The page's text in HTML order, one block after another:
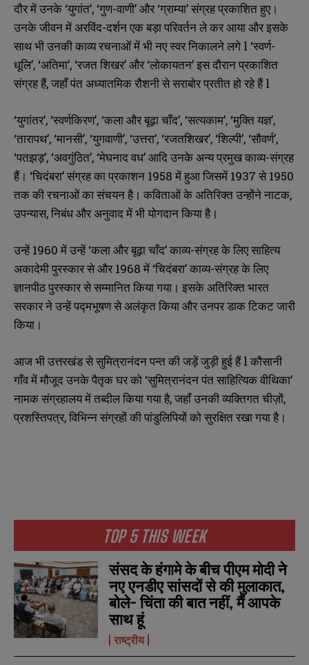
N
a
m
e
a
l
*
N
u
m
b
SUBMIT
N
a
m
e
a
l
*
N
u
m
b
SUBMIT
TOP 5 THIS WEEK
संसद के हंगामे के बीच पीएम मोदी ने
नए एनडीए सांसदों से की मुलाकात,
बोले- चिंता की बात नहीं, मैं आपके
साथ हूं
राष्ट्रीय
दौर में उनके ‘युगांत’, ‘गुण-वाणी’ और ‘ग्राम्या’ संग्रह प्रकाशित हुए।
उनके जीवन में अरविंद-दर्शन एक बड़ा परिवर्तन ले कर आया और इसके
साथ भी उनकी काव्य रचनाओं में भी नए स्वर निकालने लगे l ‘स्वर्ण-
धूलि’, ‘अतिमा’, ‘रजत शिखर’ और ‘लोकायतन’ इस दौरान प्रकाशित
संग्रह हैं, जहाँ पंत अध्यातमिक रौशनी से सराबोर प्रतीत हो रहे हैं l
‘युगांतर’, ‘स्वर्णकिरण’, ‘कला और बूढ़ा चाँद’, ‘सत्यकाम’, ‘मुक्ति यज्ञ’,
‘तारापथ’, ‘मानसी’, ‘युगवाणी’, ‘उत्तरा’, ‘रजतशिखर’, ‘शिल्पी’, ‘सौवर्ण’,
‘पतझड़’, ‘अवगुंठित’, ‘मेघनाद वध’ आदि उनके अन्य प्रमुख काव्य-संग्रह
हैं। ‘चिदंबरा’ संग्रह का प्रकाशन 1958 में हुआ जिसमें 1937 से 1950
तक की रचनाओं का संचयन है। कविताओं के अतिरिक्त उन्होंने नाटक,
उपन्यास, निबंध और अनुवाद में भी योगदान किया है।
उन्हें 1960 में उन्हें ‘कला और बूढ़ा चाँद’ काव्य-संग्रह के लिए साहित्य
अकादेमी पुरस्कार से और 1968 में ‘चिदंबरा’ काव्य-संग्रह के लिए
ज्ञानपीठ पुरस्कार से सम्मानित किया गया। इसके अतिरिक्त भारत
सरकार ने उन्हें पद्मभूषण से अलंकृत किया और उनपर डाक टिकट जारी
किया।
आज भी उत्तरखंड से सुमित्रानंदन पन्त की जड़ें जुड़ी हुई हैं l कौसानी
गाँव में मौजूद उनके पैतृक घर को ‘सुमित्रानंदन पंत साहित्यिक वीथिका’
नामक संग्रहालय में तब्दील किया गया है, जहाँ उनकी व्यक्तिगत चीज़ों,
प्रशस्तिपत्र, विभिन्न संग्रहों की पांडुलिपियों को सुरक्षित रखा गया है।